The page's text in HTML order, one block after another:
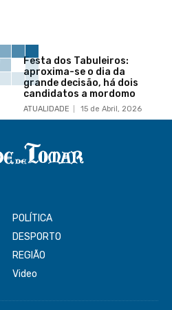
Festa dos Tabuleiros:
aproxima-se o dia da
grande decisão, há dois
candidatos a mordomo
ATUALIDADE 15 de Abril, 2026
POLÍTICA
DESPORTO
REGIÃO
Video